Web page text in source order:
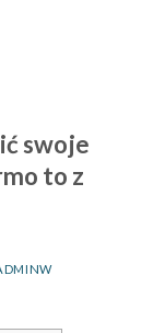
swoje
to z